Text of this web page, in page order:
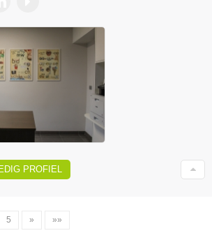
PROFIEL
5 » »»